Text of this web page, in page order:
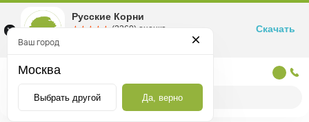
Ваш город
Москва
Выбрать другой Да, верно
Русские Корни
☆☆☆☆☆
★★★★★ (2360) оценка
Маркетплейс товаров для здоровья
Скачать